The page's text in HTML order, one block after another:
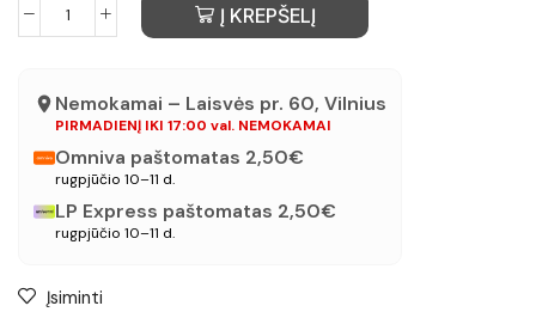
Į KREPŠELĮ
Nemokamai – Laisvės pr. 60, Vilnius
PIRMADIENĮ IKI 17:00 val. NEMOKAMAI
Omniva paštomatas 2,50€
rugpjūčio 10–11 d.
LP Express paštomatas 2,50€
rugpjūčio 10–11 d.
Įsiminti